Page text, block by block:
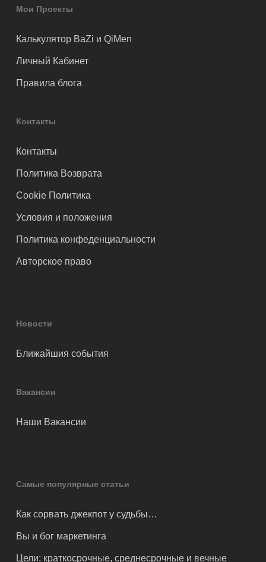
Мои Проекты
Калькулятор BaZi и QiMen
Личный Кабинет
Правила блога
Контакты
Контакты
Политика Возврата
Cookie Политика
Условия и положения
Политика конфеденциальности
Авторское право
Новости
Ближайшия события
Вакансии
Наши Вакансии
Самые популярные статьи
Как сорвать джекпот у судьбы…
Вы и бог маркетинга
Цели: краткосрочные, среднесрочные и вечные